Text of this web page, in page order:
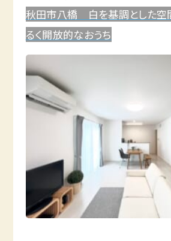
秋田市八橋 白を基調とした
るく開放的なおうち